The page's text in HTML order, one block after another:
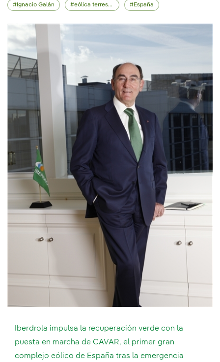
Ignacio Galán eólica terrestre España
Iberdrola impulsa la recuperación verde con la
puesta en marcha de CAVAR, el primer gran
complejo eólico de España tras la emergencia